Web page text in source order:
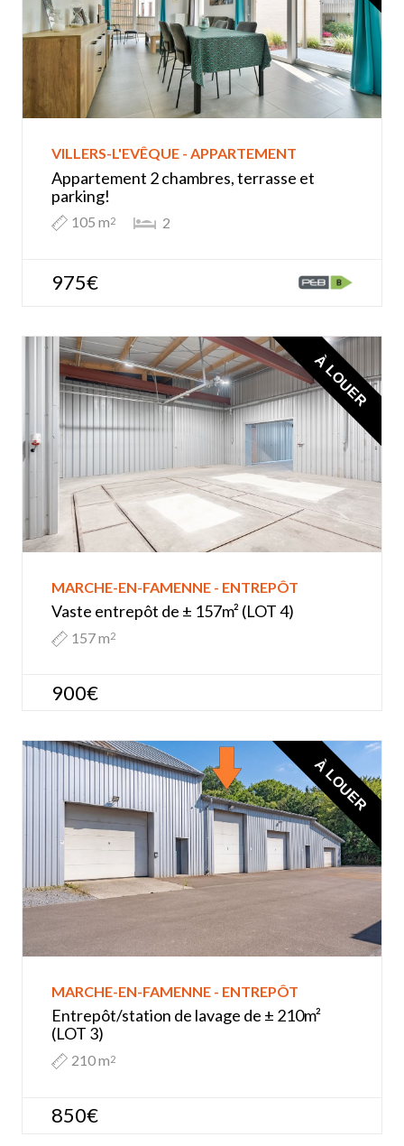
VILLERS-L'EVÊQUE - APPARTEMENT
Appartement 2 chambres, terrasse et
parking!
105 m2 2
975€
MARCHE-EN-FAMENNE - ENTREPÔT
Vaste entrepôt de ± 157m² (LOT 4)
157 m2
900€
À LOUER
MARCHE-EN-FAMENNE - ENTREPÔT
Entrepôt/station de lavage de ± 210m²
(LOT 3)
210 m2
850€
À LOUER